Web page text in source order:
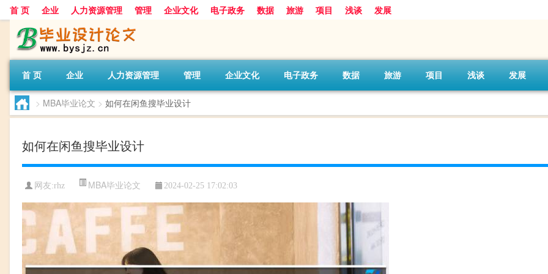
首 页 企业 人力资源管理 管理 企业文化 电子政务 数据 旅游 项目 浅谈 发展
首 页 企业 人力资源管理 管理 企业文化 电子政务 数据 旅游 项目 浅谈 发展
> MBA毕业论文 > 如何在闲鱼搜毕业设计
如何在闲鱼搜毕业设计
网友:rhz MBA毕业论文 2024-02-25 17:02:03